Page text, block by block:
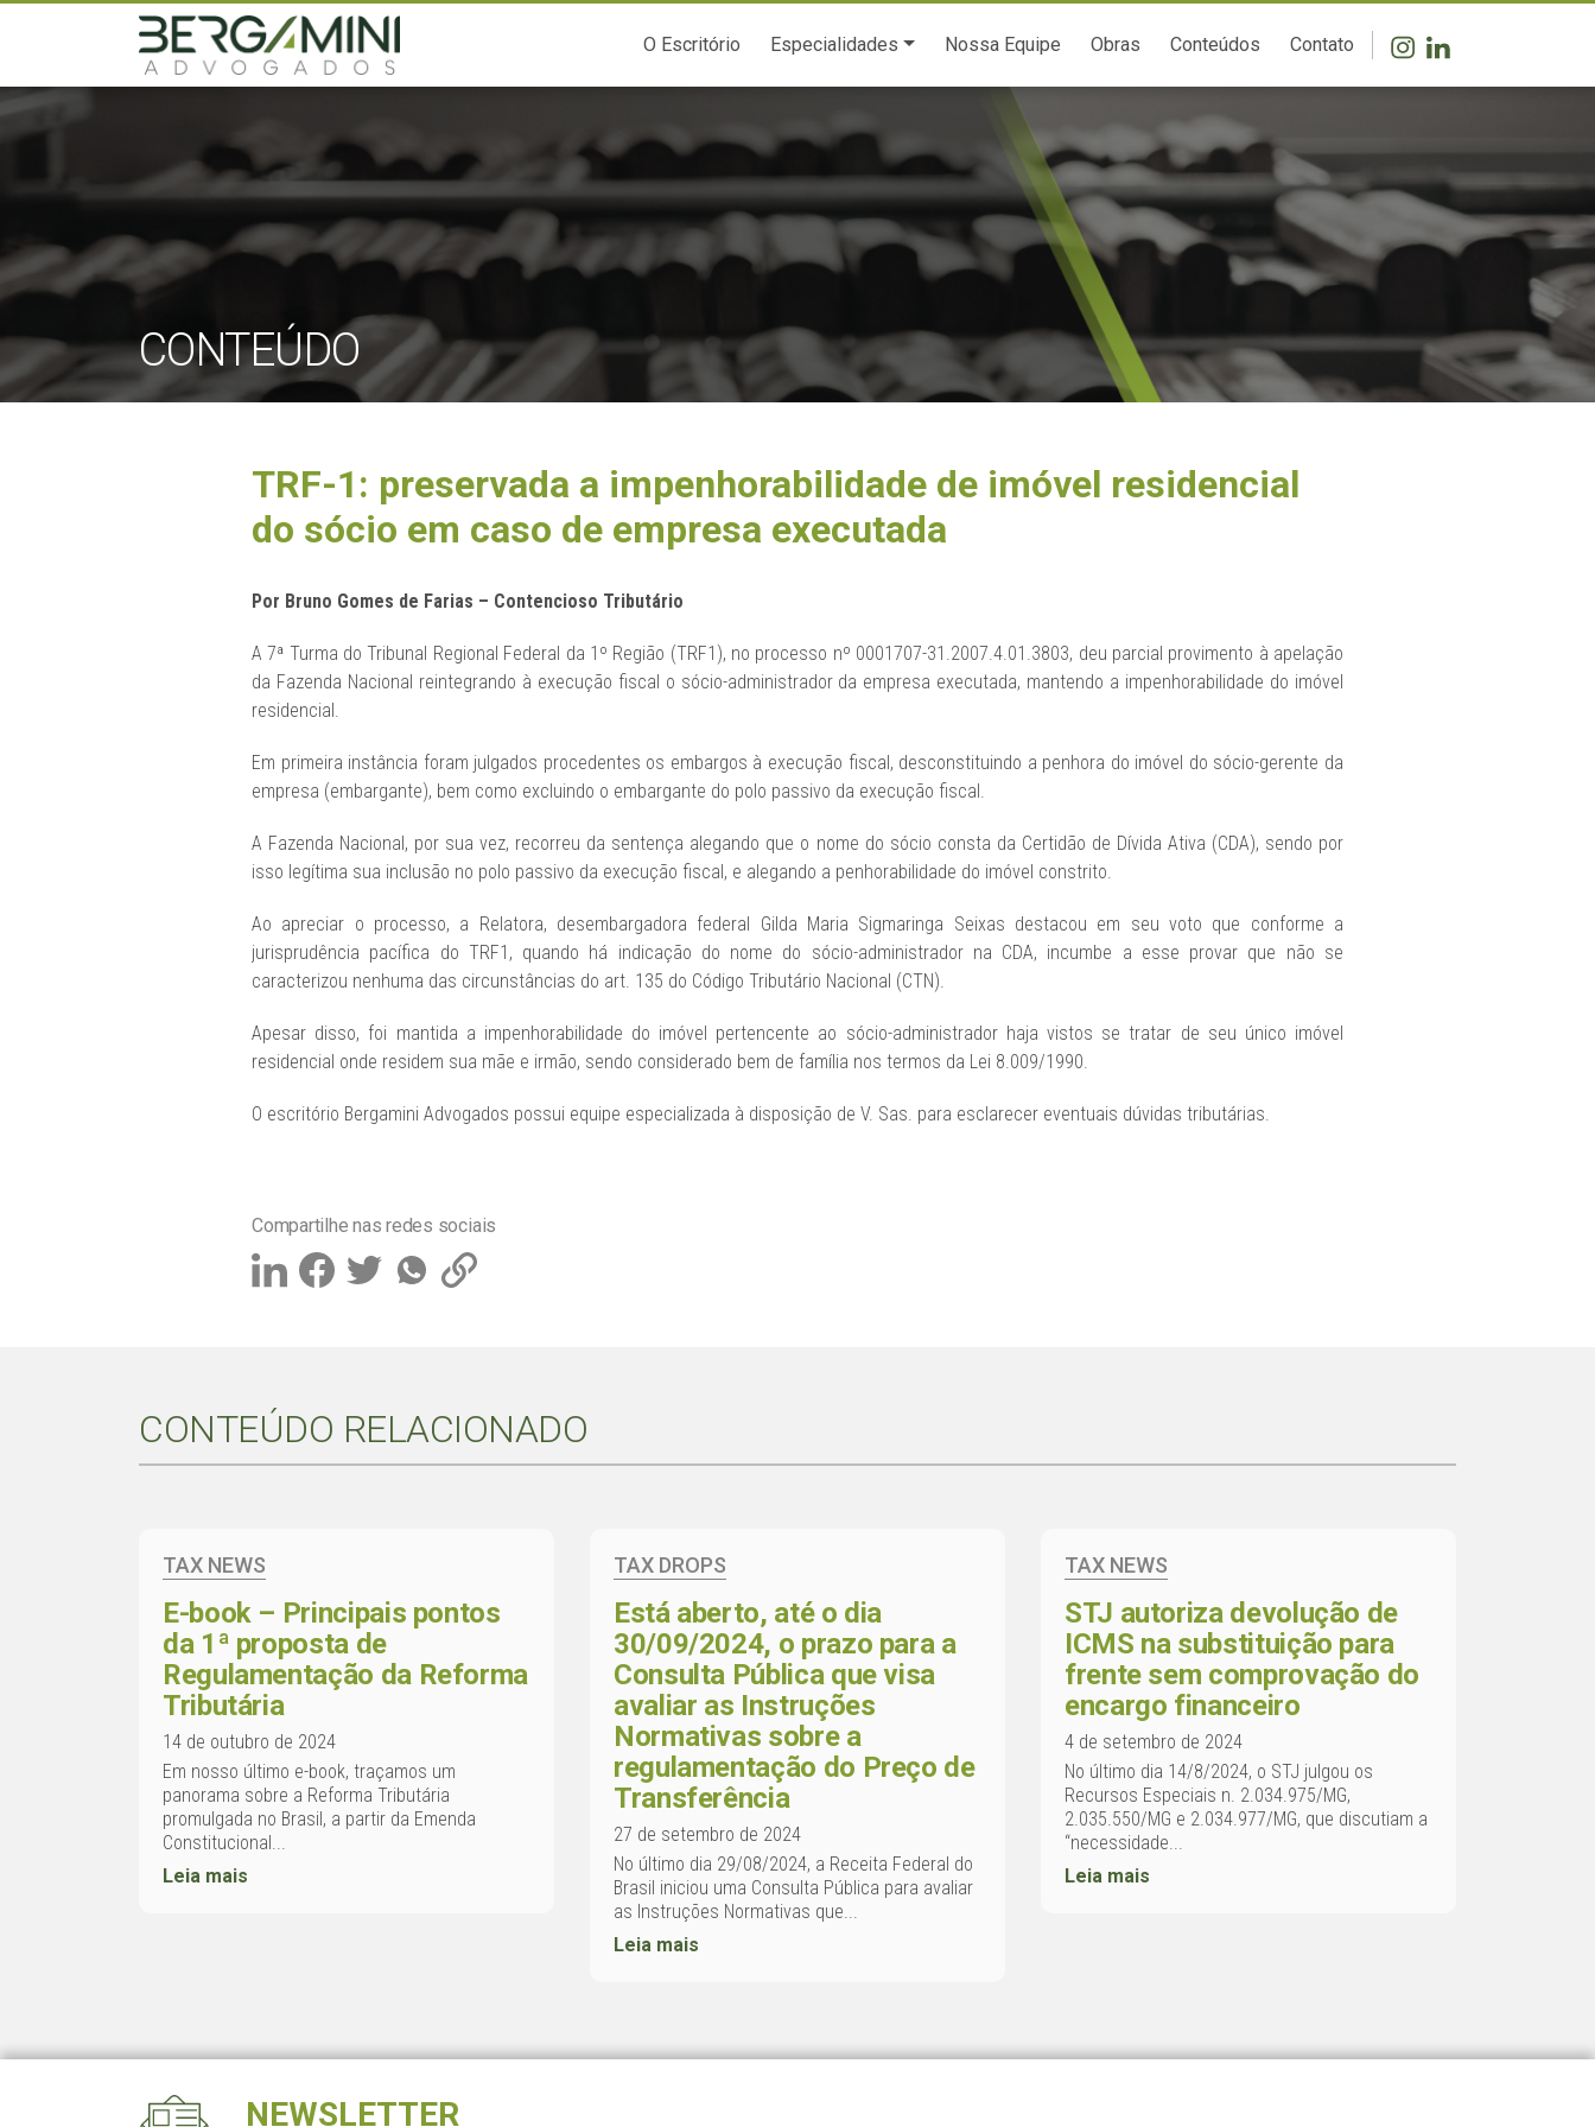
O Escritório Especialidades Nossa Equipe Obras Conteúdos Contato
CONTEÚDO
TRF-1: preservada a impenhorabilidade de imóvel residencial
do sócio em caso de empresa executada
Por Bruno Gomes de Farias – Contencioso Tributário
A 7ª Turma do Tribunal Regional Federal da 1º Região (TRF1), no processo nº 0001707-31.2007.4.01.3803, deu parcial provimento à apelação
da Fazenda Nacional reintegrando à execução fiscal o sócio-administrador da empresa executada, mantendo a impenhorabilidade do imóvel
residencial.
Em primeira instância foram julgados procedentes os embargos à execução fiscal, desconstituindo a penhora do imóvel do sócio-gerente da
empresa (embargante), bem como excluindo o embargante do polo passivo da execução fiscal.
A Fazenda Nacional, por sua vez, recorreu da sentença alegando que o nome do sócio consta da Certidão de Dívida Ativa (CDA), sendo por
isso legítima sua inclusão no polo passivo da execução fiscal, e alegando a penhorabilidade do imóvel constrito.
Ao apreciar o processo, a Relatora, desembargadora federal Gilda Maria Sigmaringa Seixas destacou em seu voto que conforme a
jurisprudência pacífica do TRF1, quando há indicação do nome do sócio-administrador na CDA, incumbe a esse provar que não se
caracterizou nenhuma das circunstâncias do art. 135 do Código Tributário Nacional (CTN).
Apesar disso, foi mantida a impenhorabilidade do imóvel pertencente ao sócio-administrador haja vistos se tratar de seu único imóvel
residencial onde residem sua mãe e irmão, sendo considerado bem de família nos termos da Lei 8.009/1990.
O escritório Bergamini Advogados possui equipe especializada à disposição de V. Sas. para esclarecer eventuais dúvidas tributárias.
Compartilhe nas redes sociais
CONTEÚDO RELACIONADO
TAX NEWS
E-book – Principais pontos
da 1ª proposta de
Regulamentação da Reforma
Tributária
14 de outubro de 2024
Em nosso último e-book, traçamos um
panorama sobre a Reforma Tributária
promulgada no Brasil, a partir da Emenda
Constitucional...
Leia mais
TAX DROPS
Está aberto, até o dia
30/09/2024, o prazo para a
Consulta Pública que visa
avaliar as Instruções
Normativas sobre a
regulamentação do Preço de
Transferência
27 de setembro de 2024
No último dia 29/08/2024, a Receita Federal do
Brasil iniciou uma Consulta Pública para avaliar
as Instruções Normativas que...
Leia mais
TAX NEWS
STJ autoriza devolução de
ICMS na substituição para
frente sem comprovação do
encargo financeiro
4 de setembro de 2024
No último dia 14/8/2024, o STJ julgou os
Recursos Especiais n. 2.034.975/MG,
2.035.550/MG e 2.034.977/MG, que discutiam a
“necessidade...
Leia mais
NEWSLETTER